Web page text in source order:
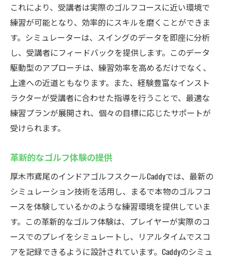
これにより、受講者は実際のゴルフコースに近い環境で
練習が可能となり、効率的にスキルを磨くことができま
す。シミュレーターは、スイングのデータを即座に分析
し、受講者にフィードバックを提供します。このデータ
駆動型のアプローチは、練習効率を高めるだけでなく、
上達への近道ともなります。また、経験豊富なインスト
ラクターが受講者に合わせた指導を行うことで、最適な
練習プランが展開され、個々の目標に応じたサポートが
受けられます。
革新的なゴルフ体験の提供
厚木市鳶尾のインドアゴルフスクールCaddyでは、最新の
シミュレーション技術を活用し、まるで本物のゴルフコ
ースを体験しているかのような練習環境を提供していま
す。この革新的なゴルフ体験は、プレイヤーが実際のコ
ースでのプレイをシミュレートし、リアルタイムでスコ
アを記録できるように設計されています。Caddyのシミュ